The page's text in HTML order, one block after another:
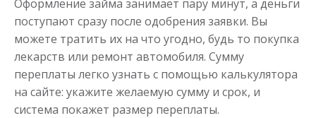
Сумма до50 000 ₽
Срок от 1 до 21 дня
Оформление займа занимает пару минут, а деньги
поступают сразу после одобрения заявки. Вы
можете тратить их на что угодно, будь то покупка
лекарств или ремонт автомобиля. Сумму
переплаты легко узнать с помощью калькулятора
на сайте: укажите желаемую сумму и срок, и
система покажет размер переплаты.